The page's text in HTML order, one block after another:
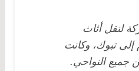
لنقل أثاث
إلى تبوك، وكانت
جميع النواحي.